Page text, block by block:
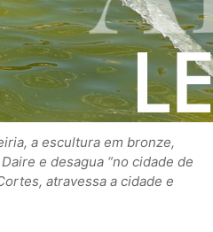
a escultura em bronze,
e desagua “no cidade de
atravessa a cidade e